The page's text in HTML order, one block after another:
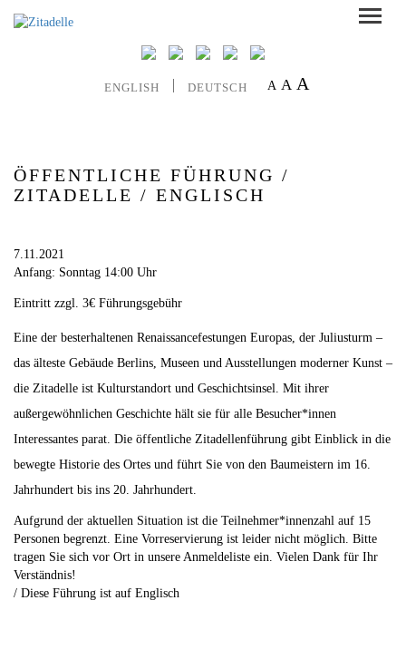
ENGLISH DEUTSCH A A A
ÖFFENTLICHE FÜHRUNG /
ZITADELLE / ENGLISCH
7.11.2021
Anfang: Sonntag 14:00 Uhr
Eintritt zzgl. 3€ Führungsgebühr
Eine der besterhaltenen Renaissancefestungen Europas, der Juliusturm –
das älteste Gebäude Berlins, Museen und Ausstellungen moderner Kunst –
die Zitadelle ist Kulturstandort und Geschichtsinsel. Mit ihrer
außergewöhnlichen Geschichte hält sie für alle Besucher*innen
Interessantes parat. Die öffentliche Zitadellenführung gibt Einblick in die
bewegte Historie des Ortes und führt Sie von den Baumeistern im 16.
Jahrhundert bis ins 20. Jahrhundert.
Aufgrund der aktuellen Situation ist die Teilnehmer*innenzahl auf 15
Personen begrenzt. Eine Vorreservierung ist leider nicht möglich. Bitte
tragen Sie sich vor Ort in unsere Anmeldeliste ein. Vielen Dank für Ihr
Verständnis!
/ Diese Führung ist auf Englisch